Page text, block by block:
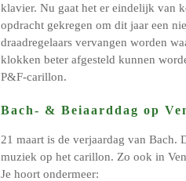
klavier. Nu gaat het er eindelijk van
opdracht gekregen om dit jaar een
draadregelaars vervangen worden
klokken beter afgesteld kunnen
P&F-carillon.
Bach- & Beiaarddag op
21 maart is de verjaardag van Bach.
muziek op het carillon. Zo ook in
Je hoort ondermeer: